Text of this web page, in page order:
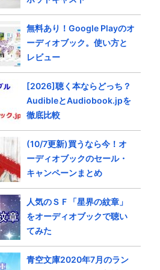
無料あり！Google Playのオ
ーディオブック。使い方と
レビュー
[2026]聴く本ならどっち？
AudibleとAudiobook.jpを
徹底比較
(10/7更新)買うなら今！オ
ーディオブックのセール・
キャンペーンまとめ
人気のＳＦ「星界の紋章」
をオーディオブックで聴い
てみた
青空文庫2020年7月のラン